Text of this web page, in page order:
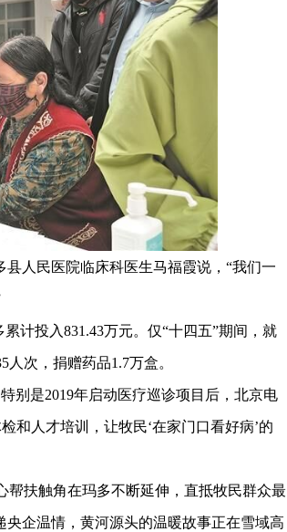
人民医院临床科医生马福霞说，“我们一
计投入831.43万元。仅“十四五”期间，就
次，捐赠药品1.7万盒。
是2019年启动医疗巡诊项目后，北京电
和人才培训，让牧民‘在家门口看好病’的
扶触角在玛多不断延伸，直抵牧民群众最
企温情，黄河源头的温暖故事正在雪域高